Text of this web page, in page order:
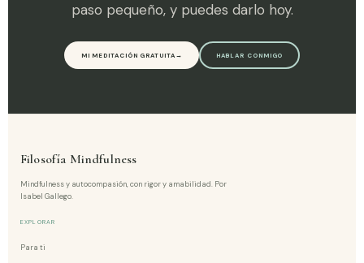
paso pequeño, y puedes darlo hoy.
MI MEDITACIÓN GRATUITA → HABLAR CONMIGO
Filosofía Mindfulness
Mindfulness y autocompasión, con rigor y amabilidad. Por
Isabel Gallego.
EXPLORAR
Para ti